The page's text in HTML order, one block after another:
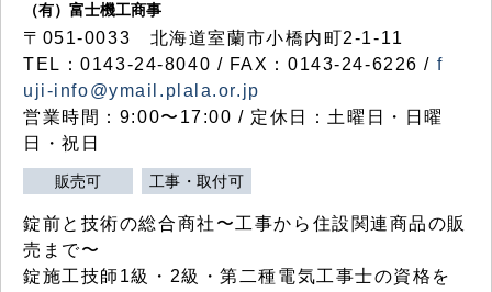
（有）富士機工商事
〒051-0033 北海道室蘭市小橋内町2-1-11
TEL：0143-24-8040 / FAX：0143-24-6226 / f
uji-info@ymail.plala.or.jp
営業時間：9:00〜17:00 / 定休日：土曜日・日曜
日・祝日
販売可 工事・取付可
錠前と技術の総合商社〜工事から住設関連商品の販
売まで〜
錠施工技師1級・2級・第二種電気工事士の資格を